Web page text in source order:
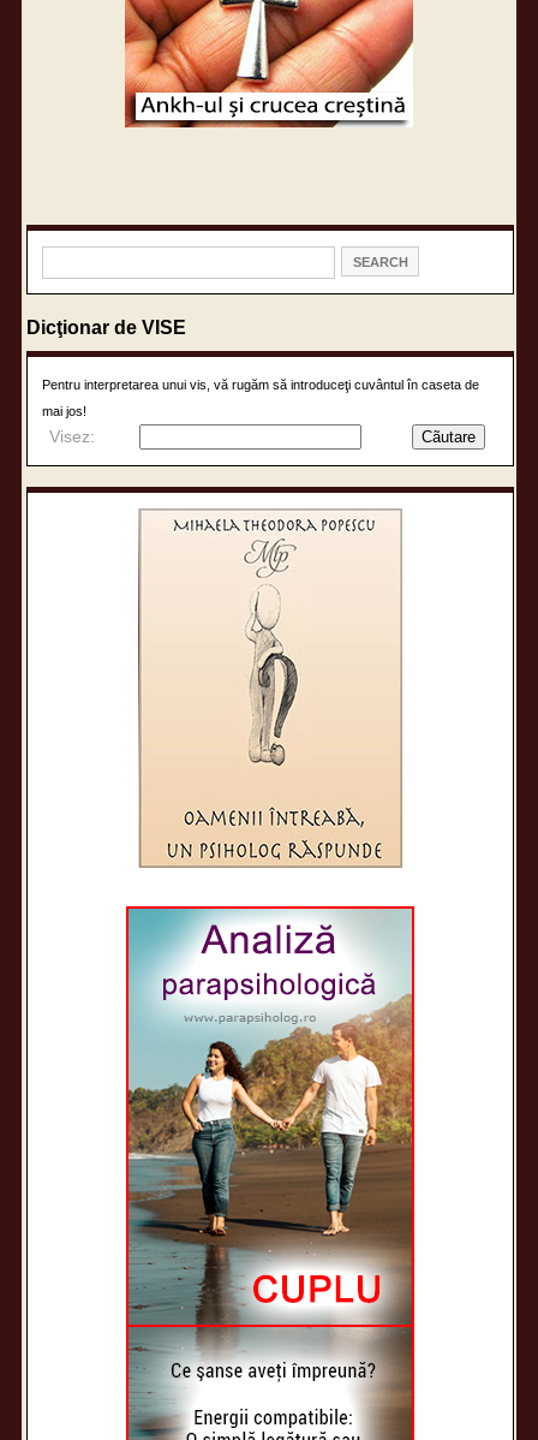
Dicţionar de VISE
Pentru interpretarea unui vis, vă rugăm să introduceţi cuvântul în caseta de
mai jos!
Visez: